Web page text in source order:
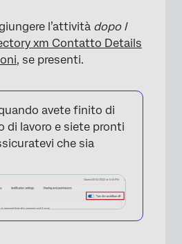
l’attività dopo l
xm Contatto Details
, se presenti.
avete finito di
di lavoro e siete pronti
che sia